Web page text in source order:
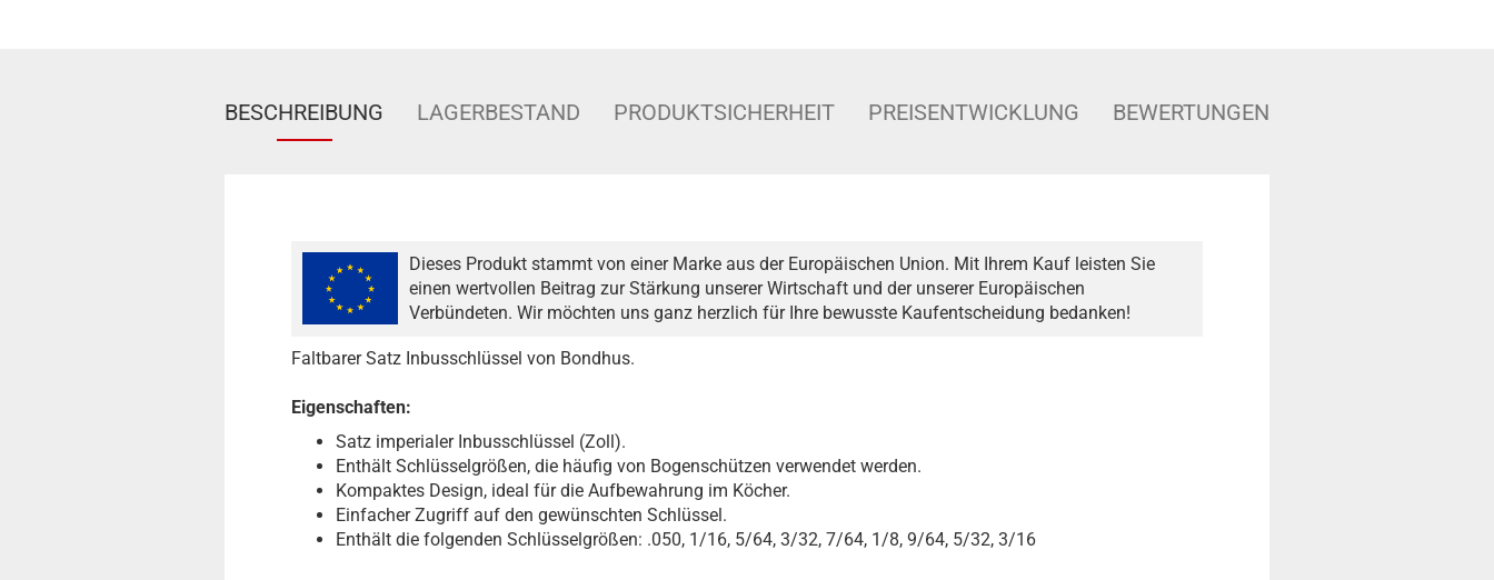
BESCHREIBUNG LAGERBESTAND PRODUKTSICHERHEIT PREISENTWICKLUNG BEWERTUNGEN
Dieses Produkt stammt von einer Marke aus der Europäischen Union. Mit Ihrem Kauf leisten Sie
einen wertvollen Beitrag zur Stärkung unserer Wirtschaft und der unserer Europäischen
Verbündeten. Wir möchten uns ganz herzlich für Ihre bewusste Kaufentscheidung bedanken!
Faltbarer Satz Inbusschlüssel von Bondhus.
Eigenschaften:
Satz imperialer Inbusschlüssel (Zoll).
Enthält Schlüsselgrößen, die häufig von Bogenschützen verwendet werden.
Kompaktes Design, ideal für die Aufbewahrung im Köcher.
Einfacher Zugriff auf den gewünschten Schlüssel.
Enthält die folgenden Schlüsselgrößen: .050, 1/16, 5/64, 3/32, 7/64, 1/8, 9/64, 5/32, 3/16